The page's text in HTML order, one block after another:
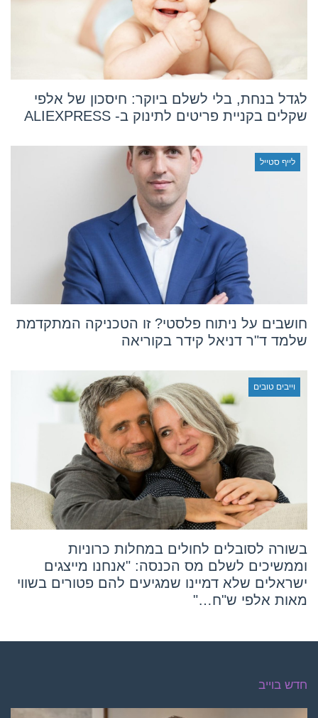
לגדל בנחת, בלי לשלם ביוקר: חיסכון של אלפי
שקלים בקניית פריטים לתינוק ב- ALIEXPRESS
לייף סטייל
חושבים על ניתוח פלסטי? זו הטכניקה המתקדמת
שלמד ד"ר דניאל קידר בקוריאה
וייבים טובים
בשורה לסובלים לחולים במחלות כרוניות
וממשיכים לשלם מס הכנסה: "אנחנו מייצגים
ישראלים שלא דמיינו שמגיעים להם פטורים בשווי
מאות אלפי ש"ח…"
חדש בוייב